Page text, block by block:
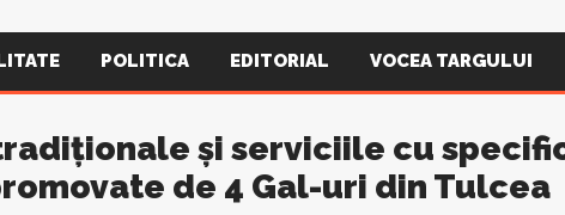
POLITICA EDITORIAL VOCEA TARGULUI
și serviciile cu
de 4 Gal-uri din Tulcea